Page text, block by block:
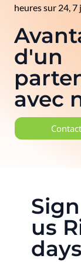
heures sur 24, 7
d'un
avec
us
days